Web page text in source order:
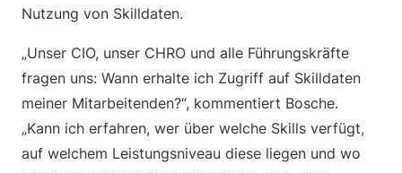
Nutzung von Skilldaten.
„Unser CIO, unser CHRO und alle Führungskräfte
fragen uns: Wann erhalte ich Zugriff auf Skilldaten
meiner Mitarbeitenden?“, kommentiert Bosche.
„Kann ich erfahren, wer über welche Skills verfügt,
auf welchem Leistungsniveau diese liegen und wo